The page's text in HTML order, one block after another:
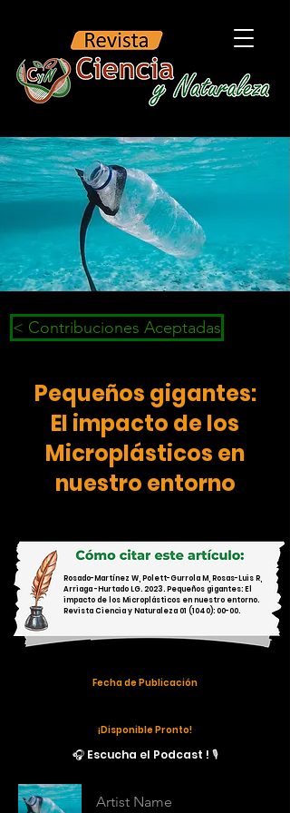
< Contribuciones Aceptadas
Pequeños gigantes:
El impacto de los
Microplásticos en
nuestro entorno
Rosado-Martínez W, Polett-Gurrola M, Rosas-Luis R,
Arriaga -Hurtado LG. 2023. Pequeños gigantes: El
impacto de los Microplásticos en nuestro entorno.
Revista Ciencia y Naturaleza 01 (1040): 00-00.
Fecha de Publicación
¡Disponible Pronto!
🎧 Escucha el Podcast ! 🎙️
Artist Name